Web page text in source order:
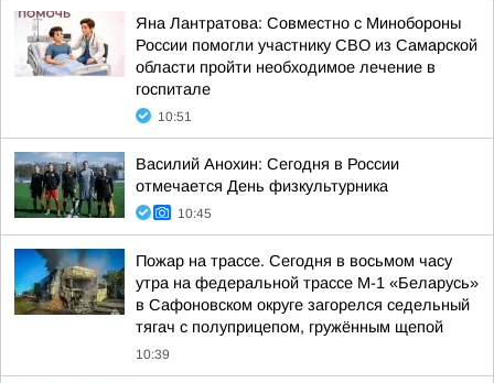
Яна Лантратова: Совместно с Минобороны
России помогли участнику СВО из Самарской
области пройти необходимое лечение в
госпитале
10:51
Василий Анохин: Сегодня в России
отмечается День физкультурника
10:45
Пожар на трассе. Сегодня в восьмом часу
утра на федеральной трассе М-1 «Беларусь»
в Сафоновском округе загорелся седельный
тягач с полуприцепом, гружённым щепой
10:39